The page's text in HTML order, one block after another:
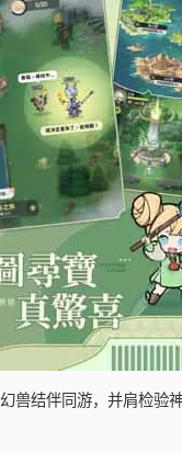
兽结伴同游，并肩检验